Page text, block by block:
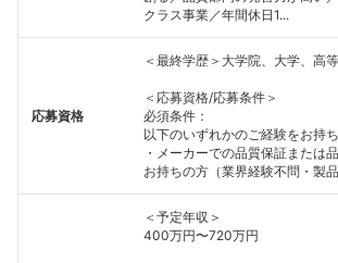
クラス事業／年間休日1...
応募資格
＜最終学歴＞大学院、大学、高
＜応募資格/応募条件＞
必須条件：
以下のいずれかのご経験をお持
・メーカーでの品質保証または
お持ちの方（業界経験不問・製
＜予定年収＞
400万円〜720万円